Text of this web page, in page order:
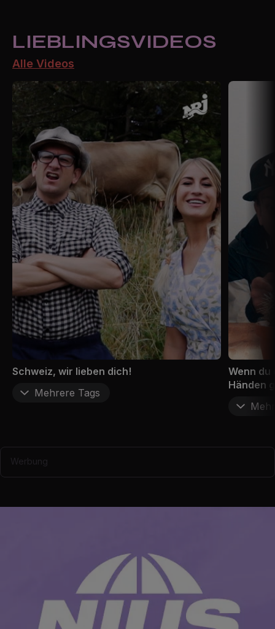
LIEBLINGSVIDEOS
Alle Videos
Schweiz, wir lieben dich!
Mehrere Tags
Wenn du
Händen
Werbung